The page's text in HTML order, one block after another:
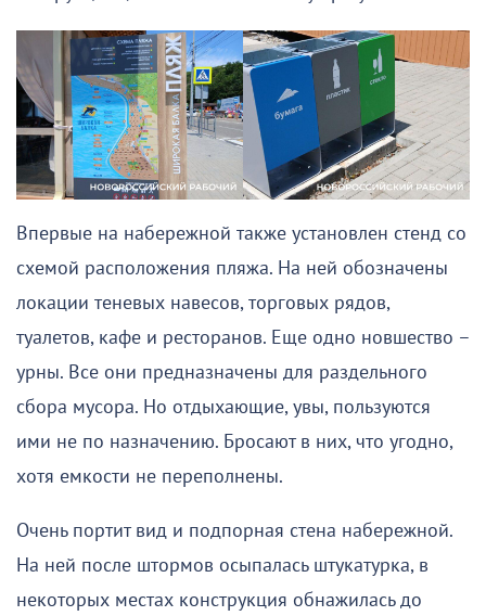
Впервые на набережной также установлен стенд со
схемой расположения пляжа. На ней обозначены
локации теневых навесов, торговых рядов,
туалетов, кафе и ресторанов. Еще одно новшество –
урны. Все они предназначены для раздельного
сбора мусора. Но отдыхающие, увы, пользуются
ими не по назначению. Бросают в них, что угодно,
хотя емкости не переполнены.
Очень портит вид и подпорная стена набережной.
На ней после штормов осыпалась штукатурка, в
некоторых местах конструкция обнажилась до